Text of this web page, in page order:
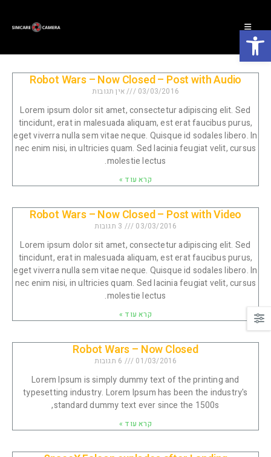
פתח סרגל נגישות
Robot Wars – Now Closed – Post with Audio
03/03/2016 אין תגובות
Lorem ipsum dolor sit amet, consectetur adipiscing elit. Sed
tincidunt, erat in malesuada aliquam, est erat faucibus purus,
eget viverra nulla sem vitae neque. Quisque id sodales libero. In
nec enim nisi, in ultricies quam. Sed lacinia feugiat velit, cursus
molestie lectus.
קרא עוד »
Robot Wars – Now Closed – Post with Video
03/03/2016
Lorem ipsum dolor sit amet, consectetur adipiscing elit. Sed
tincidunt, erat in malesuada aliquam, est erat faucibus purus,
eget viverra nulla sem vitae neque. Quisque id sodales libero. In
nec enim nisi, in ultricies quam. Sed lacinia feugiat velit, cursus
molestie lectus.
קרא עוד »
Robot Wars – Now Closed
01/03/2016
Lorem Ipsum is simply dummy text of the printing and
typesetting industry. Lorem Ipsum has been the industry's
standard dummy text ever since the 1500s,
קרא עוד »